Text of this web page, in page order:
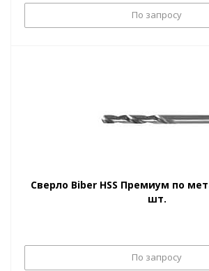
По запросу
Сверло Biber HSS Премиум по
шт.
По запросу